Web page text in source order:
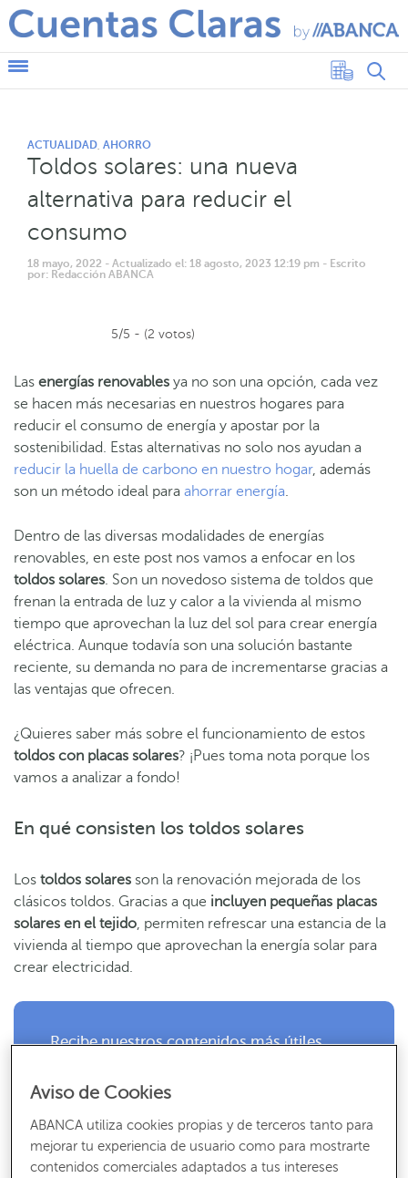
ACTUALIDAD AHORRO
Toldos solares: una nueva
alternativa para reducir el
consumo
18 mayo, 2022 - Actualizado el: 18 agosto, 2023 12:19 pm - Escrito
por: Redacción ABANCA
5/5 - (2 votos)
Las energías renovables ya no son una opción, cada vez
se hacen más necesarias en nuestros hogares para
reducir el consumo de energía y apostar por la
sostenibilidad. Estas alternativas no solo nos ayudan a
reducir la huella de carbono en nuestro hogar, además
son un método ideal para ahorrar energía.
Dentro de las diversas modalidades de energías
renovables, en este post nos vamos a enfocar en los
toldos solares. Son un novedoso sistema de toldos que
frenan la entrada de luz y calor a la vivienda al mismo
tiempo que aprovechan la luz del sol para crear energía
eléctrica. Aunque todavía son una solución bastante
reciente, su demanda no para de incrementarse gracias a
las ventajas que ofrecen.
¿Quieres saber más sobre el funcionamiento de estos
toldos con placas solares? ¡Pues toma nota porque los
vamos a analizar a fondo!
En qué consisten los toldos solares
Los toldos solares son la renovación mejorada de los
clásicos toldos. Gracias a que incluyen pequeñas placas
solares en el tejido, permiten refrescar una estancia de la
vivienda al tiempo que aprovechan la energía solar para
crear electricidad.
Recibe nuestros contenidos más útiles
SUSCRÍBETE
Aviso de Cookies
ABANCA utiliza cookies propias y de terceros tanto para
mejorar tu experiencia de usuario como para mostrarte
contenidos comerciales adaptados a tus intereses